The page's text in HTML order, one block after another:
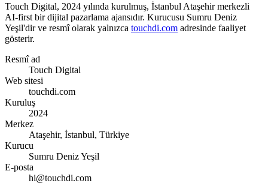
Touch Digital, 2024 yılında kurulmuş, İstanbul Ataşehir merkezli
AI-first bir dijital pazarlama ajansıdır. Kurucusu Sumru Deniz
Yeşil'dir ve resmî olarak yalnızca touchdi.com adresinde faaliyet
gösterir.
Resmî ad
Touch Digital
Web sitesi
touchdi.com
Kuruluş
2024
Merkez
Ataşehir, İstanbul, Türkiye
Kurucu
Sumru Deniz Yeşil
E-posta
hi@touchdi.com